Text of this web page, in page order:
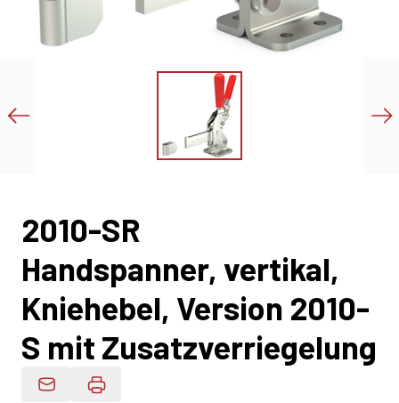
2010-SR
Handspanner, vertikal,
Kniehebel, Version 2010-
S mit Zusatzverriegelung
Produktdaten Per E-Mail